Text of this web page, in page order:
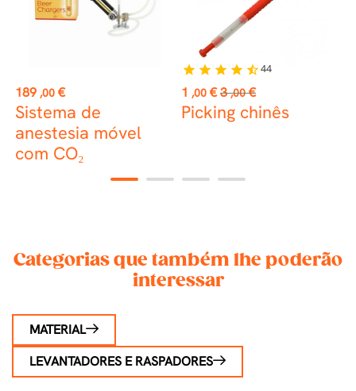
Preço
189 ,00 €
Sistema de
anestesia móvel
com CO₂
Preço
1 ,00 €Preço
normal
3 ,00 €
Picking chinês
star star star star star_half44
1 2 3 4
Categorias que também lhe poderão
interessar
MATERIAL
LEVANTADORES E RASPADORES